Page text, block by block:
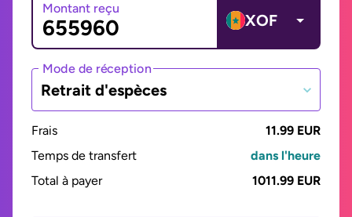
Montant reçu
XOF
Mode de réception
Retrait d'espèces
Frais
11.99 EUR
Temps de transfert
dans l'heure
Total à payer
1011.99 EUR